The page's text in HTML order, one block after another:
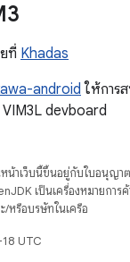
ที่ Khadas
android ให้การ
devboard
หน้าเว็บนี้ขึ้นอยู่กับใบอนุญา
เป็นเครื่องหมายการ
หรือบริษัทในเครือ
UTC